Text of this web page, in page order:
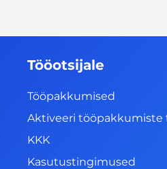
Tööotsijale
Tööpakkumised
Aktiveeri tööpakkumiste
KKK
Kasutustingimused